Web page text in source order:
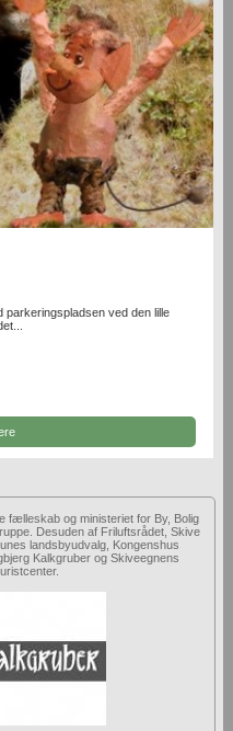
ved den lille
og ministeriet for By, Bolig
Desuden af Friluftsrådet, Skive
landsbyudvalg, Kongenshus
Kalkgruber og Skiveegnens